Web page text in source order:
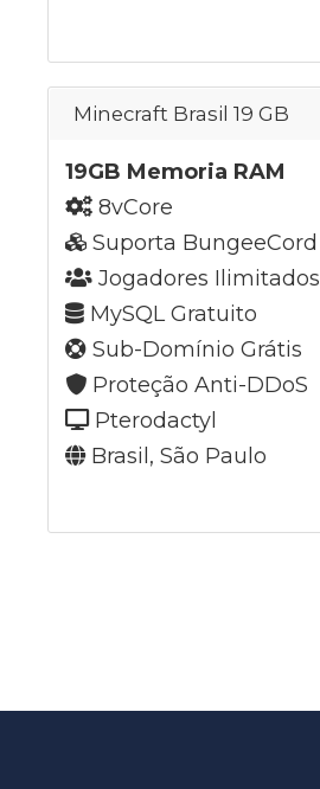
Minecraft Brasil 19 GB
19GB Memoria RAM
8vCore
Suporta BungeeCord
Jogadores Ilimitados
MySQL Gratuito
Sub-Domínio Grátis
Proteção Anti-DDoS
Pterodactyl
Brasil, São Paulo